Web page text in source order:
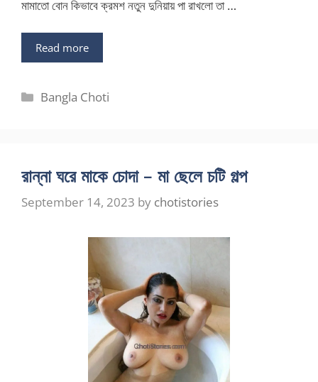
মামাতো বোন কিভাবে ক্রমশ নতুন দুনিয়ায় পা রাখলো তা …
Read more
Categories
Bangla Choti
রান্না ঘরে মাকে চোদা – মা ছেলে চটি গল্প
September 14, 2023 by chotistories